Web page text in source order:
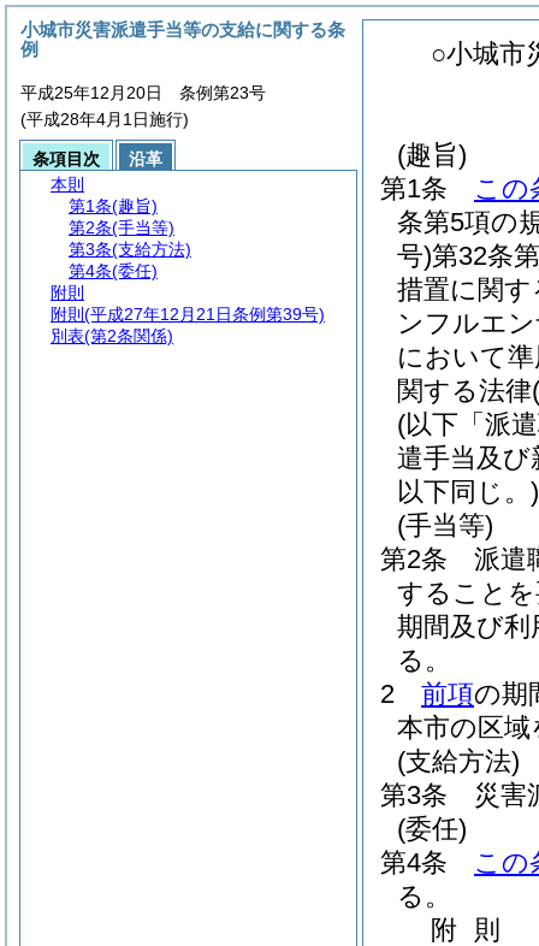
○小城市
(趣旨)
第1条
この
条第5項の
号)第32条
措置に関す
ンフルエ
において
関する法律
(以下「派
遣手当及
以下同じ。)
(手当等)
第2条
派遣
すること
期間及び
る。
2
前項の期
本市の区
(支給方法)
第3条
災害
(委任)
第4条
この
る。
附 則
小城市災害派遣手当等の支給に関する条
例
平成25年12月20日 条例第23号
(平成28年4月1日施行)
条項目次
沿革
本則
第1条(趣旨)
第2条(手当等)
第3条(支給方法)
第4条(委任)
附則
附則 (平成27年12月21日条例第39号)
別表(第2条関係)